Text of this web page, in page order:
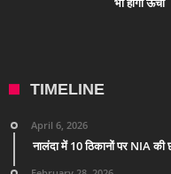
TIMELINE
April 6, 2026
नालंदा में 10 ठिकानों पर NIA की